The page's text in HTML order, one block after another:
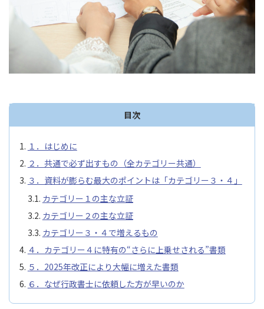
目次
１．はじめに
２．共通で必ず出すもの（全カテゴリー共通）
３．資料が膨らむ最大のポイントは「カテゴリー３・４」
カテゴリー１の主な立証
カテゴリー２の主な立証
カテゴリー３・４で増えるもの
４．カテゴリー４に特有の“さらに上乗せされる”書類
５．2025年改正により大幅に増えた書類
６．なぜ行政書士に依頼した方が早いのか